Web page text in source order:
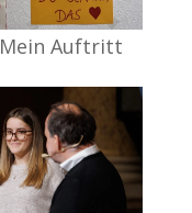
Auftritt